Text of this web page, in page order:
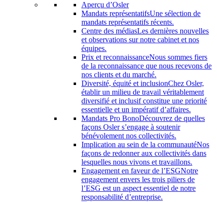
Aperçu d’Osler
Mandats représentatifsUne sélection de
mandats représentatifs récents.
Centre des médiasLes dernières nouvelles
et observations sur notre cabinet et nos
équipes.
Prix ​​et reconnaissanceNous sommes fiers
de la reconnaissance que nous recevons de
nos clients et du marché.
Diversité, équité et inclusionChez Osler,
établir un milieu de travail véritablement
diversifié et inclusif constitue une priorité
essentielle et un impératif d’affaires.
Mandats Pro BonoDécouvrez de quelles
façons Osler s’engage à soutenir
bénévolement nos collectivités.
Implication au sein de la communautéNos
façons de redonner aux collectivités dans
lesquelles nous vivons et travaillons.
Engagement en faveur de l’ESGNotre
engagement envers les trois piliers de
l’ESG est un aspect essentiel de notre
responsabilité d’entreprise.